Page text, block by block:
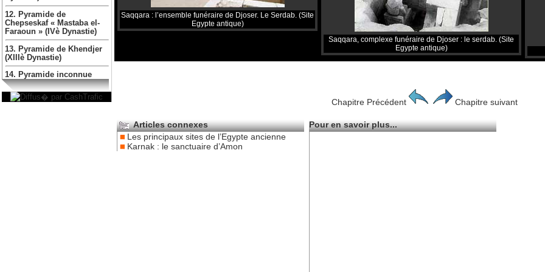
12. Pyramide de
Chepseskaf « Mastaba el-
Faraoun » (IVè Dynastie)
13. Pyramide de Khendjer
(XIIIè Dynastie)
14. Pyramide inconnue
Saqqara : l’ensemble funéraire de Djoser. Le Serdab. (Site
Egypte antique)
Saqqara, complexe funéraire de Djoser : le serdab. (Site
Egypte antique)
Chapitre Précédent Chapitre suivant
Articles connexes
Les principaux sites de l’Egypte ancienne
Karnak : le sanctuaire d’Amon
Pour en savoir plus...